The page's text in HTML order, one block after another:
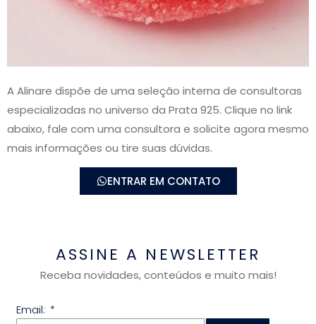
A Alinare dispõe de uma seleção interna de consultoras
especializadas no universo da Prata 925. Clique no link
abaixo, fale com uma consultora e solicite agora mesmo
mais informações ou tire suas dúvidas.
ENTRAR EM CONTATO
ASSINE A NEWSLETTER
Receba novidades, conteúdos e muito mais!
Email: